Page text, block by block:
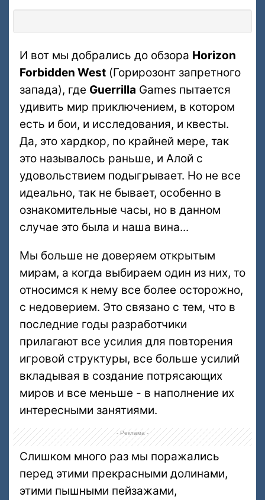
И вот мы добрались до обзора Horizon
Forbidden West (Горирозонт запретного
запада), где Guerrilla Games пытается
удивить мир приключением, в котором
есть и бои, и исследования, и квесты.
Да, это хардкор, по крайней мере, так
это называлось раньше, и Алой с
удовольствием подыгрывает. Но не все
идеально, так не бывает, особенно в
ознакомительные часы, но в данном
случае это была и наша вина...
Мы больше не доверяем открытым
мирам, а когда выбираем один из них, то
относимся к нему все более осторожно,
с недоверием. Это связано с тем, что в
последние годы разработчики
прилагают все усилия для повторения
игровой структуры, все больше усилий
вкладывая в создание потрясающих
миров и все меньше - в наполнение их
интересными занятиями.
- Реклама -
Слишком много раз мы поражались
перед этими прекрасными долинами,
этими пышными пейзажами,